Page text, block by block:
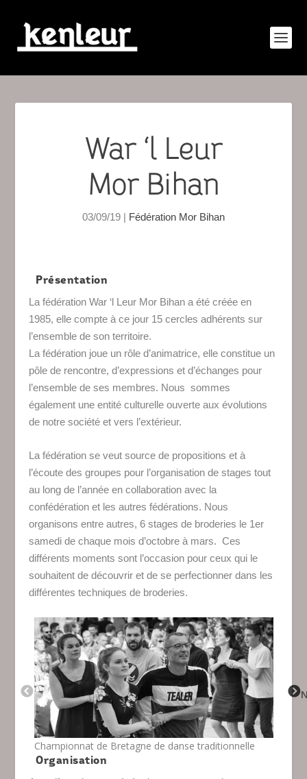
War ‘l Leur
Mor Bihan
03/09/19 | Fédération Mor Bihan
Présentation
La fédération War ‘l Leur Mor Bihan a été créée en
1985, elle compte à ce jour 15 cercles adhérents sur
l’ensemble de son territoire.
La fédération joue un rôle d’animatrice, elle constitue un
pôle de rencontre, d’expressions et d’échanges pour
l’ensemble de ses membres. Nous sommes
également une entité culturelle ouverte aux évolutions
de notre société et vers l’extérieur.
La fédération se veut source de propositions et à
l’écoute des groupes pour l’organisation de stages tout
au long de l’année en collaboration avec la
confédération et les autres fédérations. Nous
organisons entre autres, 6 stages de broderies le 1er
samedi de chaque mois d’octobre à mars. Ces
différents moments sont l’occasion pour ceux qui le
souhaitent de découvrir et de se perfectionner dans les
différentes techniques de broderies.
PREVIOUS
Championnat de Bretagne de danse traditionnelle
Organisation